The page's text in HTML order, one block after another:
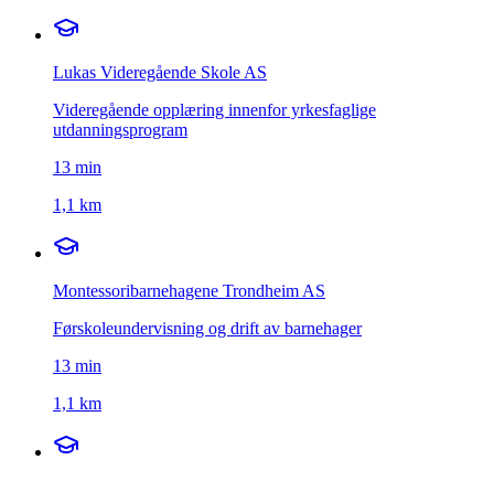
Lukas Videregående Skole AS
Videregående opplæring innenfor yrkesfaglige
utdanningsprogram
13 min
1,1 km
Montessoribarnehagene Trondheim AS
Førskoleundervisning og drift av barnehager
13 min
1,1 km